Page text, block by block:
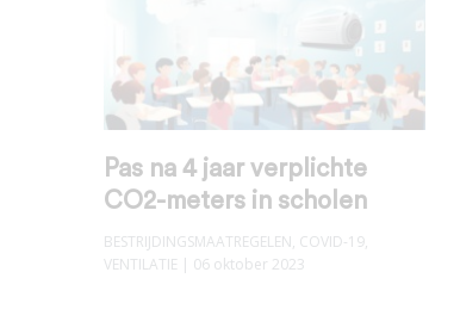
Pas na 4 jaar verplichte
CO2-meters in scholen
BESTRIJDINGSMAATREGELEN, COVID-19,
VENTILATIE | 06 oktober 2023